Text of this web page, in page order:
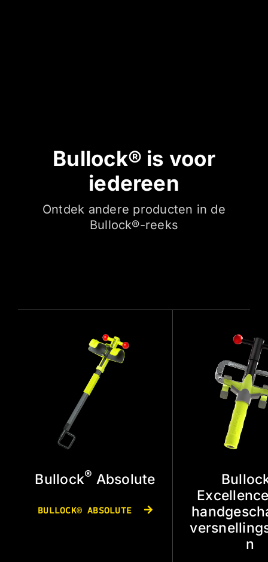
Bullock® is voor
iedereen
Ontdek andere producten in de
Bullock®-reeks
Bullock® Absolute
BULLOCK® ABSOLUTE
n